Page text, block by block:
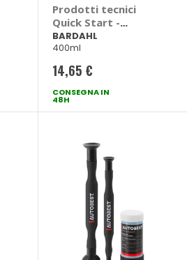
Prodotti tecnici
Quick Start -
BARDAHL
BARDAHL
400ml
14,65 €
CONSEGNA IN
48H